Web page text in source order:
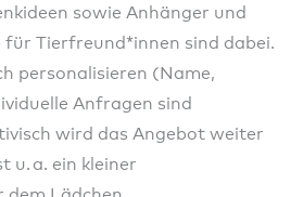
sowie Anhänger und
Tierfreund*innen sind dabei.
personalisieren (Name,
Anfragen sind
wird das Angebot weiter
u. a. ein kleiner